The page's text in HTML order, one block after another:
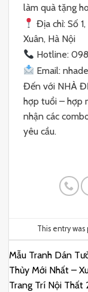
làm quà tặng
Địa chỉ: Số
Xuân, Hà Nội
Hotline:
Email:
Đến với NHÀ
hợp tuổi – hợp
nhận các
yêu cầu.
This entry was
Mẫu Tranh Dán
Thủy Mới Nhất –
Trang Trí Nội Thất